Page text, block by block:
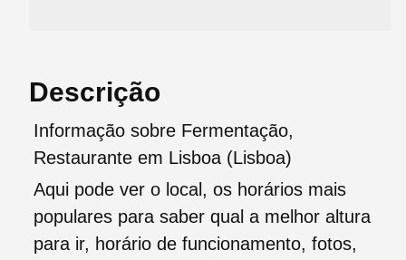
Descrição
Informação sobre Fermentação,
Restaurante em Lisboa (Lisboa)
Aqui pode ver o local, os horários mais
populares para saber qual a melhor altura
para ir, horário de funcionamento, fotos,